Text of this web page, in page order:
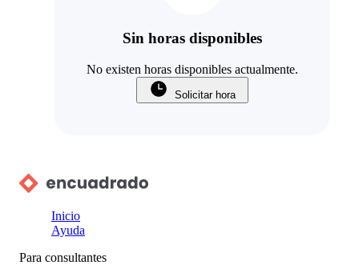
Sin horas disponibles
No existen horas disponibles actualmente.
Solicitar hora
Inicio
Ayuda
Para consultantes